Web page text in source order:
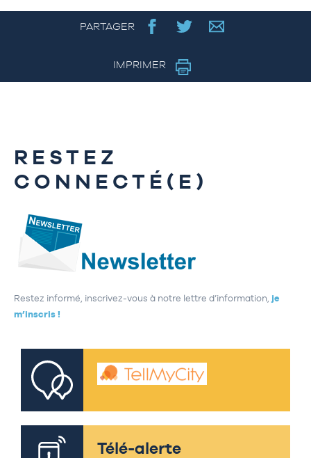
PARTAGER
IMPRIMER
RESTEZ
CONNECTÉ(E)
Restez informé, inscrivez-vous à notre lettre d’information, je
m’inscris !
Télé-alerte